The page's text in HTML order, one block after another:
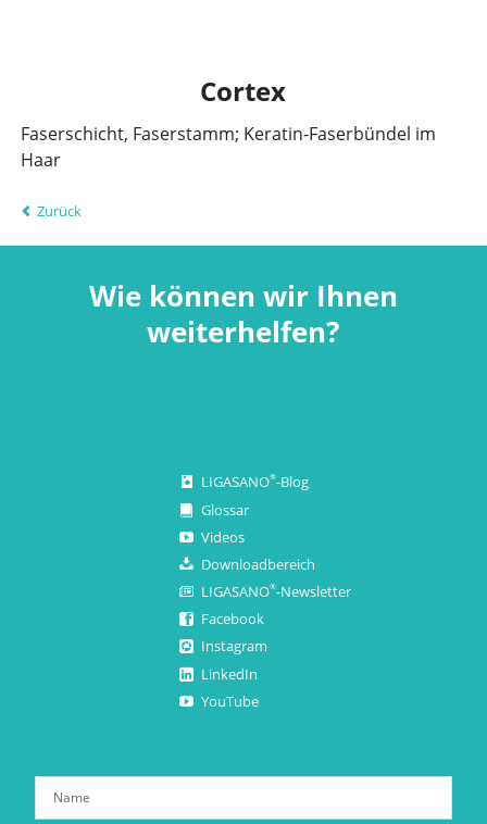
Cortex
Faserschicht, Faserstamm; Keratin-Faserbündel im
Haar
Zurück
Wie können wir Ihnen
weiterhelfen?
LIGASANO®-Blog
Glossar
Videos
Downloadbereich
LIGASANO®-Newsletter
Facebook
Instagram
LinkedIn
YouTube